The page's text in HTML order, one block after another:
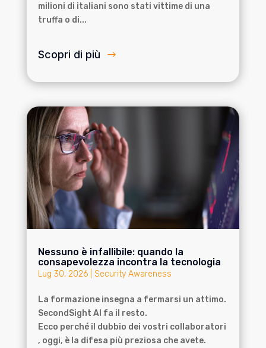
milioni di italiani sono stati vittime di una
truffa o di...
Scopri di più
Nessuno è infallibile: quando la
consapevolezza incontra la tecnologia
Lug 30, 2026| Security Awareness
La formazione insegna a fermarsi un attimo.
SecondSight AI fa il resto.
Ecco perché il dubbio dei vostri collaboratori
, oggi, è la difesa più preziosa che avete.